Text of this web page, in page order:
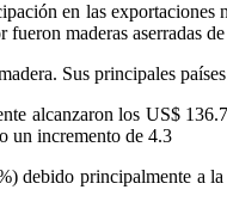
en las
maderas aserradas
Sus principales
alcanzaron los US$
un incremento de 4.3
debido principalmente a